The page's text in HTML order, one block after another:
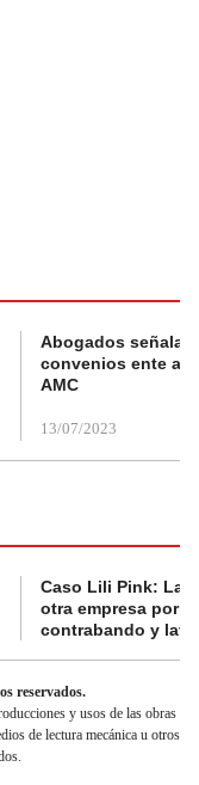
Abogados
convenios ente
AMC
13/07/2023
Caso Lili Pink: La
otra empresa por
contrabando y
reservados.
y usos de las obras
de lectura mecánica u otros